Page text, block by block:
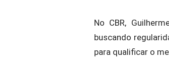
No CBR,
buscando
para qualificar o